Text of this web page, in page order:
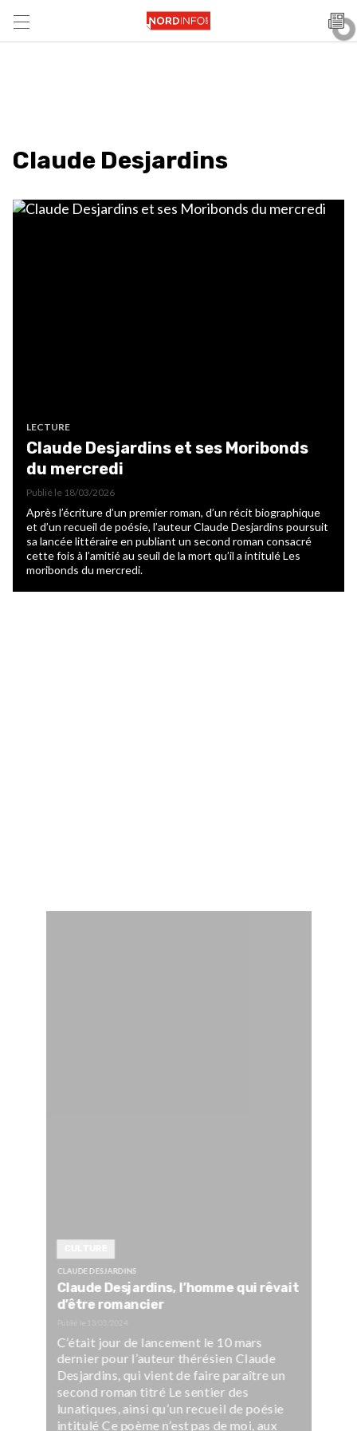
Claude Desjardins
LECTURE
Claude Desjardins et ses Moribonds
du mercredi
Publié le 18/03/2026
Après l’écriture d’un premier roman, d’un récit biographique
et d’un recueil de poésie, l’auteur Claude Desjardins poursuit
sa lancée littéraire en publiant un second roman consacré
cette fois à l’amitié au seuil de la mort qu’il a intitulé Les
moribonds du mercredi.
CLAUDE DESJARDINS
Claude Desjardins, l’homme qui rêvait
d’être romancier
C’était jour de lancement le 10 mars
dernier pour l’auteur thérésien Claude
Desjardins, qui vient de faire paraître un
second roman titré Le sentier des
lunatiques, ainsi qu’un recueil de poésie
intitulé Ce poème n’est pas de moi, aux